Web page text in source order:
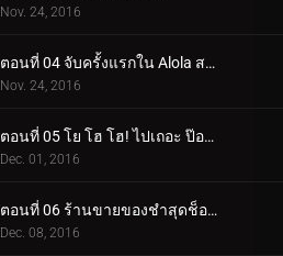
Nov. 24, 2016
ตอนที่ 04 จับครั้งแรกใน Alola สไตล์ Ketchum!
Nov. 24, 2016
ตอนที่ 05 โย โฮ โฮ! ไปเถอะ ป๊อปปลิโอ!
Dec. 01, 2016
ตอนที่ 06 ร้านขายของชำสุดช็อก!
Dec. 08, 2016